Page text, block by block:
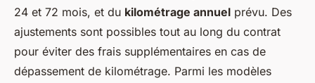
24 et 72 mois, et du kilométrage annuel prévu. Des
ajustements sont possibles tout au long du contrat
pour éviter des frais supplémentaires en cas de
dépassement de kilométrage. Parmi les modèles